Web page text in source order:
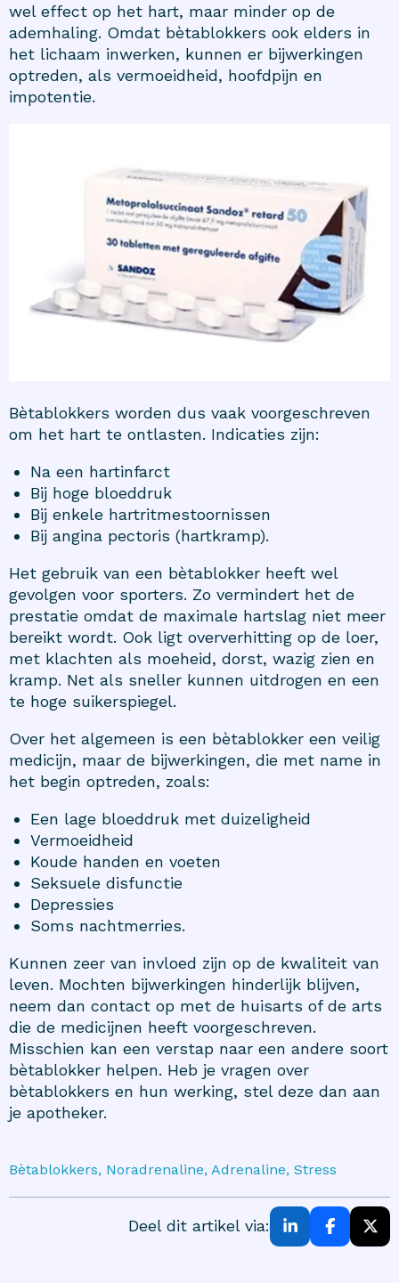
wel effect op het hart, maar minder op de
ademhaling. Omdat bètablokkers ook elders in
het lichaam inwerken, kunnen er bijwerkingen
optreden, als vermoeidheid, hoofdpijn en
impotentie.
Bètablokkers worden dus vaak voorgeschreven
om het hart te ontlasten. Indicaties zijn:
Na een hartinfarct
Bij hoge bloeddruk
Bij enkele hartritmestoornissen
Bij angina pectoris (hartkramp).
Het gebruik van een bètablokker heeft wel
gevolgen voor sporters. Zo vermindert het de
prestatie omdat de maximale hartslag niet meer
bereikt wordt. Ook ligt oververhitting op de loer,
met klachten als moeheid, dorst, wazig zien en
kramp. Net als sneller kunnen uitdrogen en een
te hoge suikerspiegel.
Over het algemeen is een bètablokker een veilig
medicijn, maar de bijwerkingen, die met name in
het begin optreden, zoals:
Een lage bloeddruk met duizeligheid
Vermoeidheid
Koude handen en voeten
Seksuele disfunctie
Depressies
Soms nachtmerries.
Kunnen zeer van invloed zijn op de kwaliteit van
leven. Mochten bijwerkingen hinderlijk blijven,
neem dan contact op met de huisarts of de arts
die de medicijnen heeft voorgeschreven.
Misschien kan een verstap naar een andere soort
bètablokker helpen. Heb je vragen over
bètablokkers en hun werking, stel deze dan aan
je apotheker.
Bètablokkers, Noradrenaline, Adrenaline, Stress
Deel dit artikel via: